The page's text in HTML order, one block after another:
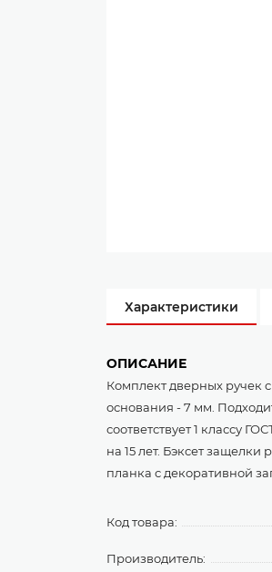
Характеристики
ОПИСАНИЕ
Комплект дверных ручек
основания - 7 мм.
соответствует 1 классу
на 15 лет. Бэксет
планка с декоративной
Код товара:
Производитель: